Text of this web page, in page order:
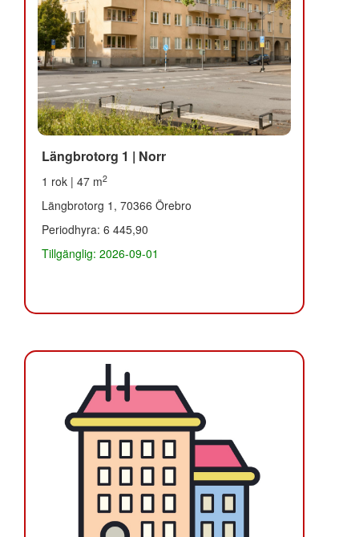
Längbrotorg 1 | Norr
1 rok | 47 m2
Längbrotorg 1, 70366 Örebro
Periodhyra: 6 445,90
Tillgänglig: 2026-09-01